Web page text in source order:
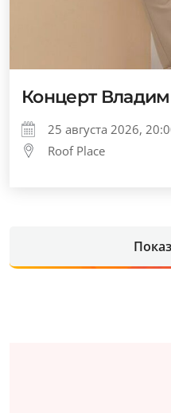
Концерт
25 августа 2026,
Roof Place